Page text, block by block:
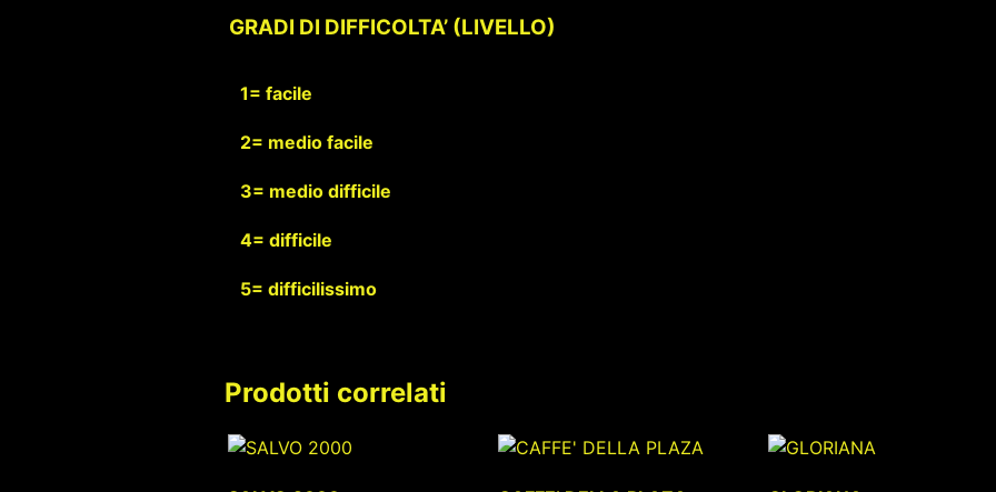
GRADI DI DIFFICOLTA’ (LIVELLO)
1= facile
2= medio facile
3= medio difficile
4= difficile
5= difficilissimo
Prodotti correlati